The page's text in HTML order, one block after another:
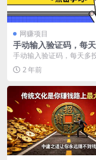
网赚项目
手动输入验证码，每
几个小时，也能轻松获
手动输入验证码，每天多
小时，也能轻松获得两三
入 这个小项目特别适...
2 年前